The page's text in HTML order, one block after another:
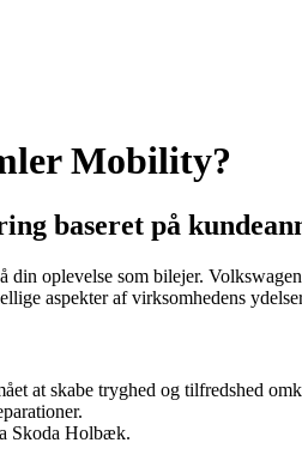
Mobility?
baseret på
oplevelse som bilejer.
aspekter af virksomhedens
at skabe tryghed og tilfredshed
Skoda Holbæk.